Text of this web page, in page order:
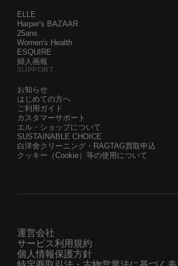
ELLE
Harper's BAZAAR
25ans
Women's Health
ESQUIRE
婦人画報
SUPPORT
お知らせ
はじめての方へ
ご利用ガイド
カスタマーサポート
エル・ショップについて
SUSTAINABLE CHOICE
白洋舍クリーニング・RAGTAG買取申込
クッキー（Cookie）等の使用について
運営会社
サービス利用規約
個人情報保護方針